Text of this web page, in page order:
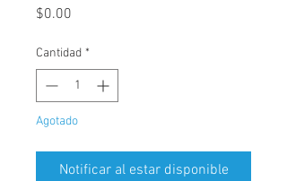
$0.00
Cantidad *
Agotado
Notificar al estar disponible